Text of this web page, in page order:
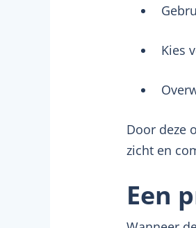
Kies
Door deze
zicht en
Een